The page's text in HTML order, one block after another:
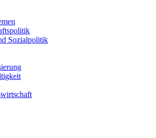
Sozialpolitik